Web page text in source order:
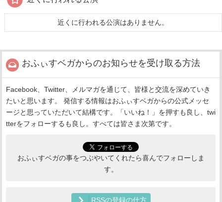
近くに行われる公演はありません。
おふぃすベガからのお知らせを受け取る方法
Facebook、Twitter、メルマガを通じて、皆様と交流を深めていき
たいと思います。 発信する情報はおふぃすベガからの公式メッセ
ージと思っていただいて結構です。「いいね！」を押すも良し、twi
tterをフォローするも良し。すべては皆さま次第です。
おふぃすベガの事をつぶやいてくれたら喜んでフォローしま
す。
RSSの登録の仕方